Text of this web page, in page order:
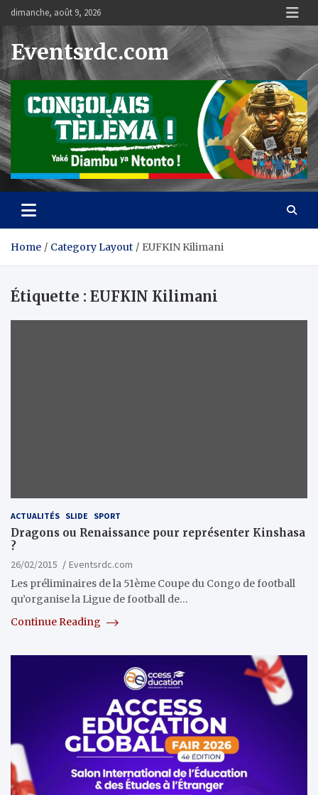
Skip
content
dimanche, août 9, 2026
Eventsrdc.com
Home Category Layout EUFKIN Kilimani
Étiquette : EUFKIN Kilimani
ACTUALITÉS SLIDE SPORT
Dragons ou Renaissance pour représenter Kinshasa
?
26/02/2015
Eventsrdc.com
Les préliminaires de la 51ème Coupe du Congo de football
qu’organise la Ligue de football de…
Continue Reading